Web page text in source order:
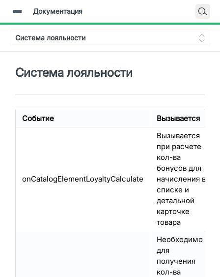
Документация
Система лояльности
Система лояльности
Событие Вызывается
onCatalogElementLoyaltyCalculate
Вызывается
при расчете
кол-ва
бонусов для
начисления в
списке и
детальной
карточке
товара
Необходимо
для
получения
кол-ва